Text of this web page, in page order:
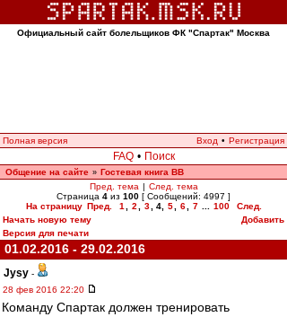
Официальный сайт болельщиков ФК "Спартак" Москва
Полная версия Вход • Регистрация
FAQ • Поиск
Общение на сайте » Гостевая книга ВВ
Пред. тема | След. тема
Страница 4 из 100 [ Сообщений: 4997 ]
На страницу Пред. 1 2 3 4, 5 6 7 100
След.
Начать новую тему
Добавить
Версия для печати
01.02.2016 - 29.02.2016
Jysy -
28 фев 2016 22:20
Команду Спартак должен тренировать